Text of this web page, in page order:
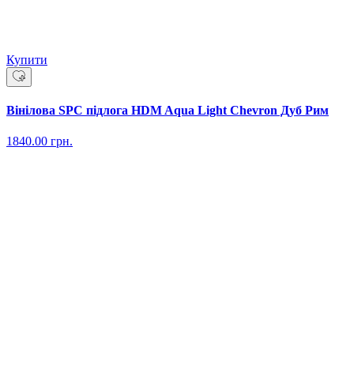
Купити
Вінілова SPC підлога HDM Aqua Light Chevron Дуб Рим
1840.00 грн.